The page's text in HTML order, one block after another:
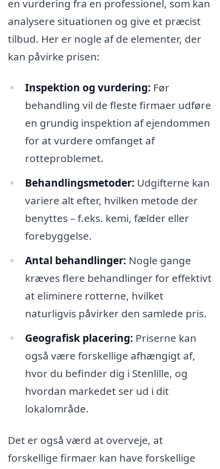
en vurdering fra en professionel, som kan
analysere situationen og give et præcist
tilbud. Her er nogle af de elementer, der
kan påvirke prisen:
Inspektion og vurdering: Før
behandling vil de fleste firmaer udføre
en grundig inspektion af ejendommen
for at vurdere omfanget af
rotteproblemet.
Behandlingsmetoder: Udgifterne kan
variere alt efter, hvilken metode der
benyttes – f.eks. kemi, fælder eller
forebyggelse.
Antal behandlinger: Nogle gange
kræves flere behandlinger for effektivt
at eliminere rotterne, hvilket
naturligvis påvirker den samlede pris.
Geografisk placering: Priserne kan
også være forskellige afhængigt af,
hvor du befinder dig i Stenlille, og
hvordan markedet ser ud i dit
lokalområde.
Det er også værd at overveje, at
forskellige firmaer kan have forskellige